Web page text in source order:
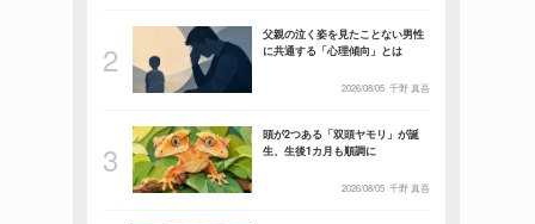
父親の泣く姿を見たことない男性
に共通する「心理傾向」とは
2026/08/05 千野 真吾
頭が2つある「双頭ヤモリ」が誕
生、生後1カ月も順調に
2026/08/05 千野 真吾